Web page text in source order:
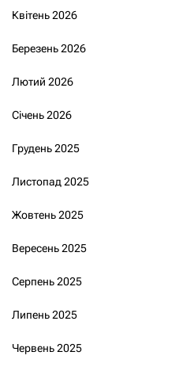
Квітень 2026
Березень 2026
Лютий 2026
Січень 2026
Грудень 2025
Листопад 2025
Жовтень 2025
Вересень 2025
Серпень 2025
Липень 2025
Червень 2025